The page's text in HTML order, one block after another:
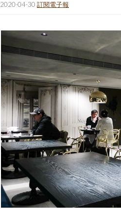
2020-04-30 訂閱電子報